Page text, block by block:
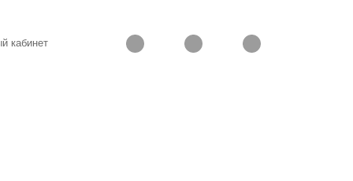
кабинет